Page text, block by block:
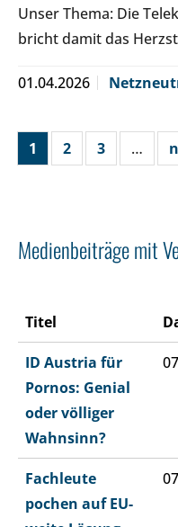
Unser Thema: Die
bricht damit das
01.04.2026
1 2 3 …
Medienbeiträge mit
Titel
ID Austria für
Pornos: Genial
oder völliger
Wahnsinn?
Fachleute
pochen auf EU-